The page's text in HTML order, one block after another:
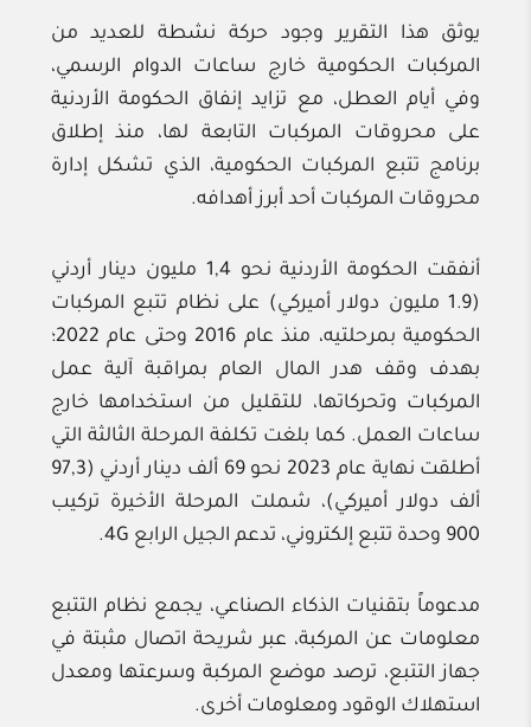
يوثق هذا التقرير وجود حركة نشطة للعديد من
المركبات الحكومية خارج ساعات الدوام الرسمي،
وفي أيام العطل، مع تزايد إنفاق الحكومة الأردنية
على محروقات المركبات التابعة لها، منذ إطلاق
برنامج تتبع المركبات الحكومية، الذي تشكل إدارة
محروقات المركبات أحد أبرز أهدافه.
أنفقت الحكومة الأردنية نحو 1,4 مليون دينار أردني
(1.9 مليون دولار أميركي) على نظام تتبع المركبات
الحكومية بمرحلتيه، منذ عام 2016 وحتى عام 2022؛
بهدف وقف هدر المال العام بمراقبة آلية عمل
المركبات وتحركاتها، للتقليل من استخدامها خارج
ساعات العمل. كما بلغت تكلفة المرحلة الثالثة التي
أطلقت نهاية عام 2023 نحو 69 ألف دينار أردني (97,3
ألف دولار أميركي)، شملت المرحلة الأخيرة تركيب
900 وحدة تتبع إلكتروني، تدعم الجيل الرابع 4G.
مدعوماً بتقنيات الذكاء الصناعي، يجمع نظام التتبع
معلومات عن المركبة، عبر شريحة اتصال مثبتة في
جهاز التتبع، ترصد موضع المركبة وسرعتها ومعدل
استهلاك الوقود ومعلومات أخرى.